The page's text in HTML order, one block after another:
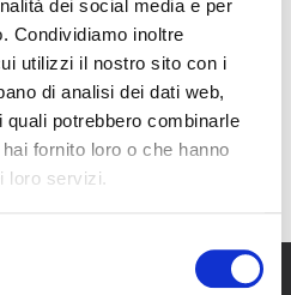
dei social media e per
Condividiamo inoltre
utilizzi il nostro sito con i
di analisi dei dati web,
potrebbero combinarle
fornito loro o che hanno
loro servizi.
senza
, Unica di Ponzio rappresenta